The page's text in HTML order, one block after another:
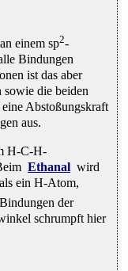
einem sp2-
Bindungen
ist das aber
die beiden
Abstoßungskraft
aus.
H-C-H-
Ethanal wird
ein H-Atom,
der
schrumpft hier